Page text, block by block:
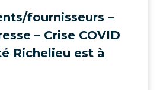
fournisseurs –
– Crise COVID
Richelieu est à